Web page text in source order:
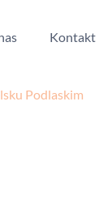
Kontakt
Podlaskim